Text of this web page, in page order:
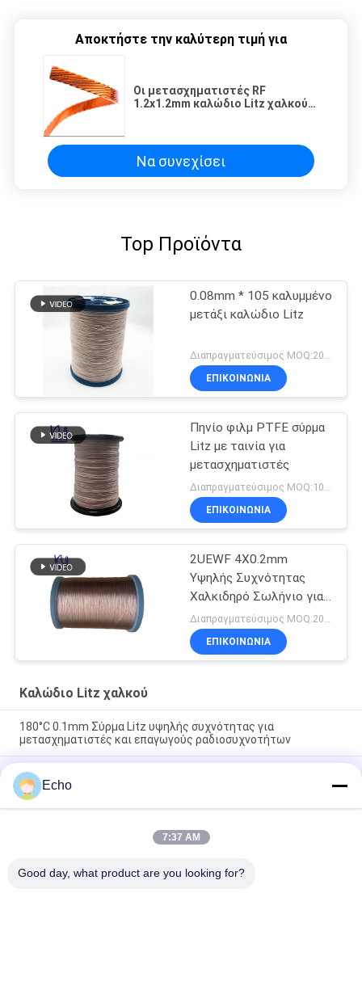
Αποκτήστε την καλύτερη τιμή για
Οι μετασχηματιστές RF
1.2x1.2mm καλώδιο Litz χαλκού
καλώδιο χρώμα φύσης καλωδίων
Litz
Να συνεχίσει
Top Προϊόντα
0.08mm * 105 καλυμμένο
μετάξι καλώδιο Litz
Διαπραγματεύσιμος MOQ:20 χιλιόγραμμο/χιλιόγραμμα
ΕΠΙΚΟΙΝΩΝΙΑ
Πηνίο φιλμ PTFE σύρμα
Litz με ταινία για
μετασχηματιστές
ΕΠΙΚΟΙΝΩΝΙΑ
2UEWF 4X0.2mm
Υψηλής Συχνότητας
Χαλκιδηρό Σωλήνιο για
Μετασχηματιστή
ΕΠΙΚΟΙΝΩΝΙΑ
Καλώδιο Litz χαλκού
180°C 0.1mm Σύρμα Litz υψηλής συχνότητας για
μετασχηματιστές και επαγωγούς ραδιοσυχνοτήτων
180°C μέγιστη θερμοκρασία διάμετρος καλωδίου 0,1 mm 60
νήματα Χαλκό Litz καλωδίου για εφαρμογές υψηλής
συχνότητας
1UEW-H 0.1mm AWG38 60 ινών σφραγισμένο σύρμα Litz για
περιστροφές μετασχηματιστών με μέγιστη θερμοκρασία
Echo
7:37 AM
Good day, what product are you looking for?